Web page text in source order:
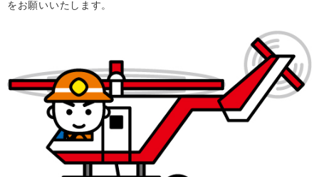
をお願いいたします。